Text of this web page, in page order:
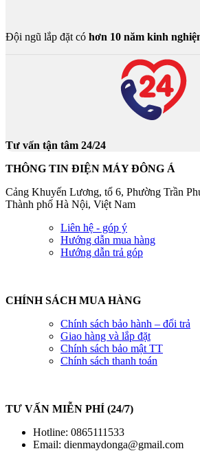
Đội ngũ lắp đặt có hơn 10 năm kinh
Tư vấn tận tâm 24/24
THÔNG TIN ĐIỆN MÁY ĐÔNG Á
Cảng Khuyến Lương, tổ 6, Phường Trần
Thành phố Hà Nội, Việt Nam
Liên hệ - góp ý
Hướng dẫn mua hàng
Hướng dẫn trả góp
CHÍNH SÁCH MUA HÀNG
Chính sách bảo hành – đổi trả
Giao hàng và lắp đặt
Chính sách bảo mật TT
Chính sách thanh toán
TƯ VẤN MIỄN PHÍ (24/7)
Hotline: 0865111533
Email: dienmaydonga@gmail.com